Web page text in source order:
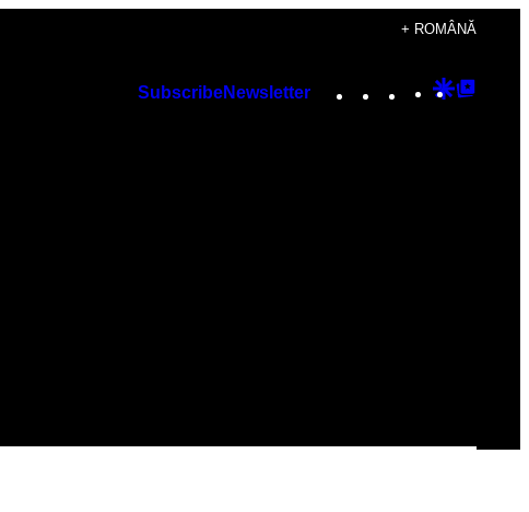
+ ROMÂNĂ
SubscribeNewsletter Instagram
TikTok
YouTube
Google